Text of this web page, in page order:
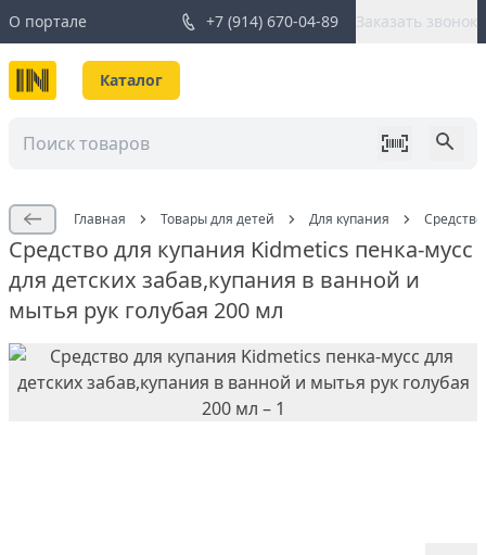
О портале +7 (914) 670-04-89 Заказать звонок
Каталог
Главная Товары для детей Для купания
Средство для купания Kidmetics пенка-мусс
для детских забав,купания в ванной и
мытья рук голубая 200 мл